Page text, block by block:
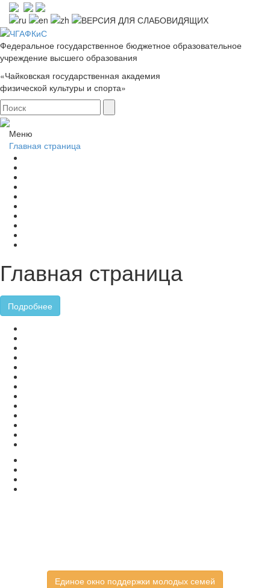
Федеральное государственное бюджетное образовательное
учреждение высшего образования
«Чайковская государственная академия
физической культуры и спорта»
Меню
Главная страница
Главная страница
Подробнее
Единое окно поддержки молодых семей